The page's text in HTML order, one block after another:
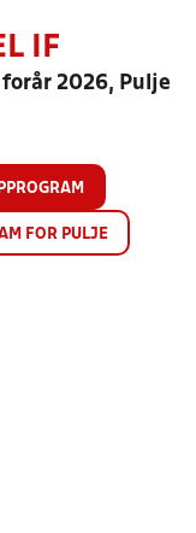
IF
forår 2026, Pulje
FOR PULJE